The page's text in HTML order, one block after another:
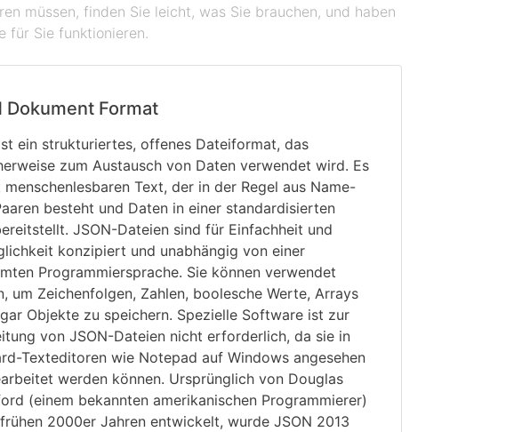
müssen, finden Sie leicht, was Sie brauchen, und haben
für Sie funktionieren.
Dokument Format
ein strukturiertes, offenes Dateiformat, das
zum Austausch von Daten verwendet wird. Es
Text, der in der Regel aus Name-
besteht und Daten in einer standardisierten
JSON-Dateien sind für Einfachheit und
konzipiert und unabhängig von einer
Programmiersprache. Sie können verwendet
um Zeichenfolgen, Zahlen, boolesche Werte, Arrays
Objekte zu speichern. Spezielle Software ist zur
von JSON-Dateien nicht erforderlich, da sie in
Texteditoren wie Notepad auf Windows angesehen
werden können. Ursprünglich von Douglas
(einem bekannten amerikanischen Programmierer)
2000er Jahren entwickelt, wurde JSON 2013